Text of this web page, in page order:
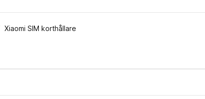
Xiaomi SIM korthållare